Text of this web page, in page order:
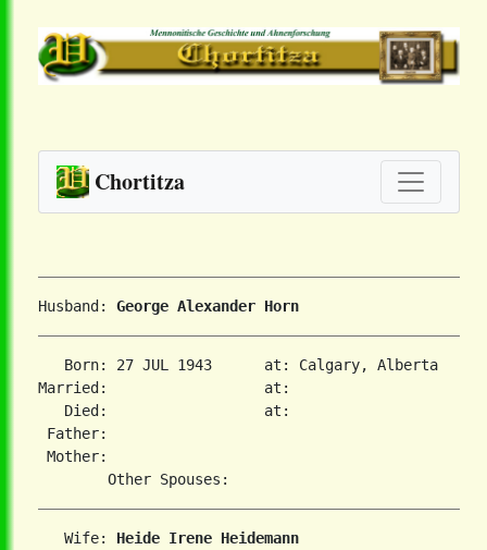
Chortitza
Husband: George Alexander Horn
   Born: 27 JUL 1943      at: Calgary, Alberta
Married:                  at:
   Died:                  at:
Father:
Mother:
   Wife:
Heide Irene Heidemann